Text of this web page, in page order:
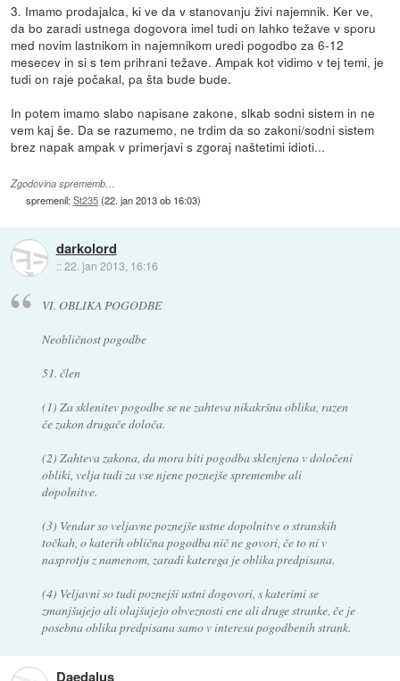
3. Imamo prodajalca, ki ve da v stanovanju živi najemnik. Ker ve,
da bo zaradi ustnega dogovora imel tudi on lahko težave v sporu
med novim lastnikom in najemnikom uredi pogodbo za 6-12
mesecev in si s tem prihrani težave. Ampak kot vidimo v tej temi, je
tudi on raje počakal, pa šta bude bude.
In potem imamo slabo napisane zakone, slkab sodni sistem in ne
vem kaj še. Da se razumemo, ne trdim da so zakoni/sodni sistem
brez napak ampak v primerjavi s zgoraj naštetimi idioti...
Zgodovina sprememb…
spremenil:St235(22. jan 2013 ob 16:03)
darkolord
::22. jan 2013, 16:16
VI. OBLIKA POGODBE
Neobličnost pogodbe
51. člen
(1) Za sklenitev pogodbe se ne zahteva nikakršna oblika, razen
če zakon drugače določa.
(2) Zahteva zakona, da mora biti pogodba sklenjena v določeni
obliki, velja tudi za vse njene poznejše spremembe ali
dopolnitve.
(3) Vendar so veljavne poznejše ustne dopolnitve o stranskih
točkah, o katerih oblična pogodba nič ne govori, če to ni v
nasprotju z namenom, zaradi katerega je oblika predpisana.
(4) Veljavni so tudi poznejši ustni dogovori, s katerimi se
zmanjšujejo ali olajšujejo obveznosti ene ali druge stranke, če je
posebna oblika predpisana samo v interesu pogodbenih strank.
Daedalus